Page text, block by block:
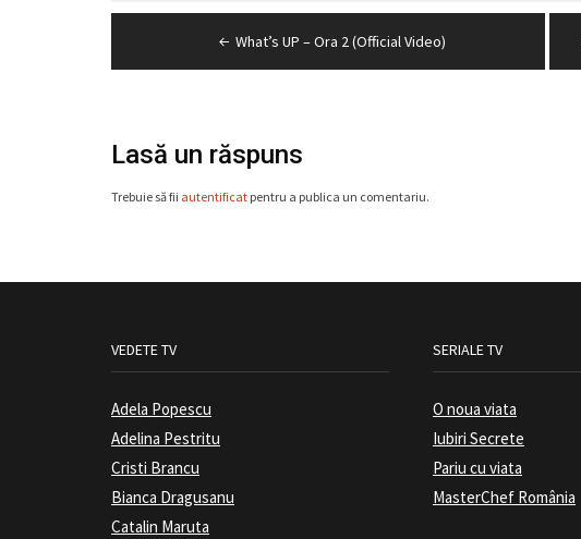
Navigare
în
What’s UP – Ora 2 (Official Video)
Lasă un răspuns
Trebuie să fii autentificat pentru a publica un comentariu.
VEDETE TV
Adela Popescu
Adelina Pestritu
Cristi Brancu
Bianca Dragusanu
Catalin Maruta
SERIALE TV
O noua viata
Iubiri Secrete
Pariu cu viata
MasterChef România